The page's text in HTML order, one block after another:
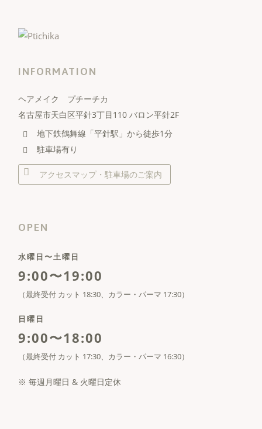
INFORMATION
ヘアメイク プチーチカ
名古屋市天白区平針3丁目110 バロン平針2F
地下鉄鶴舞線「平針駅」から徒歩1分
駐車場有り
アクセスマップ・駐車場のご案内
OPEN
水曜日〜土曜日
9:00〜19:00
（最終受付 カット 18:30、カラー・パーマ 17:30）
日曜日
9:00〜18:00
（最終受付 カット 17:30、カラー・パーマ 16:30）
※ 毎週月曜日 & 火曜日定休